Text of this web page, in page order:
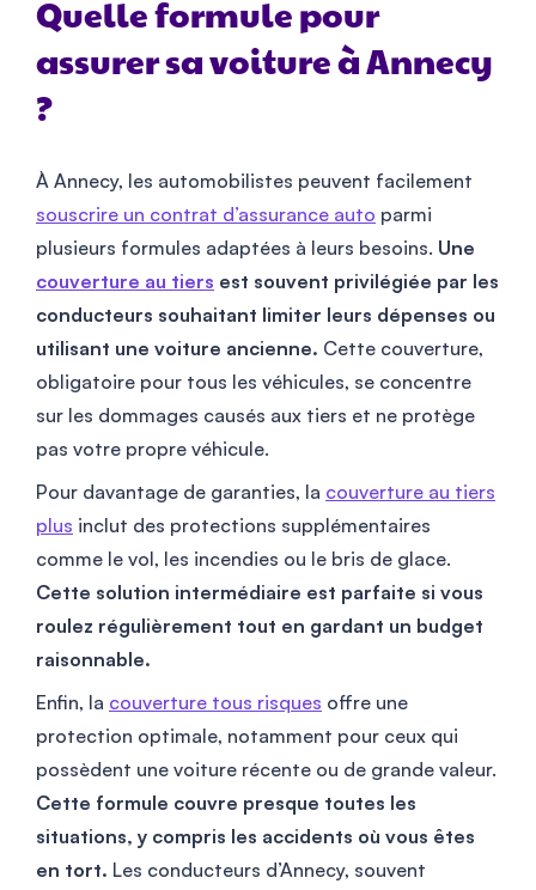
Quelle formule pour
assurer sa voiture à Annecy
?
À Annecy, les automobilistes peuvent facilement
souscrire un contrat d’assurance auto parmi
plusieurs formules adaptées à leurs besoins. Une
couverture au tiers est souvent privilégiée par les
conducteurs souhaitant limiter leurs dépenses ou
utilisant une voiture ancienne. Cette couverture,
obligatoire pour tous les véhicules, se concentre
sur les dommages causés aux tiers et ne protège
pas votre propre véhicule.
Pour davantage de garanties, la couverture au tiers
plus inclut des protections supplémentaires
comme le vol, les incendies ou le bris de glace.
Cette solution intermédiaire est parfaite si vous
roulez régulièrement tout en gardant un budget
raisonnable.
Enfin, la couverture tous risques offre une
protection optimale, notamment pour ceux qui
possèdent une voiture récente ou de grande valeur.
Cette formule couvre presque toutes les
situations, y compris les accidents où vous êtes
en tort. Les conducteurs d’Annecy, souvent